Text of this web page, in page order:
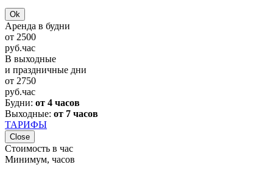
Ok
Аренда в будни
от 2500
руб.час
В выходные
и праздничные дни
от 2750
руб.час
Будни: от 4 часов
Выходные: от 7 часов
ТАРИФЫ
Close
Стоимость в час
Минимум, часов